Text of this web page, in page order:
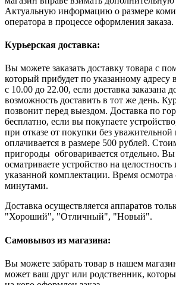
Актуальную информацию о размере
оператора в процессе оформления заказа.
Курьерская доставка:
Вы можете заказать доставку товара с
который прибудет по указанному адресу
с 10.00 до 22.00, если доставка заказана
возможность доставить в тот же день.
позвонит перед выездом. Доставка по
бесплатно, если вы покупаете
при отказе от покупки без
оплачивается в размере 500 рублей.
пригороды обговаривается отдельно.
осматриваете устройство на целостность
указанной комплектации. Время осмотра
минутами.
Доставка осуществляется аппаратов
"Хороший", "Отличный", "Новый".
Самовывоз из магазина:
Вы можете забрать товар в нашем
может ваш друг или родственник,